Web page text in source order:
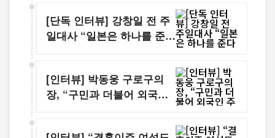
[단독 인터뷰] 강창일 전 주
일대사 “일본은 하나를 준다
[인터뷰] 박동웅 구로구의
장, “구민과 더불어 외국인